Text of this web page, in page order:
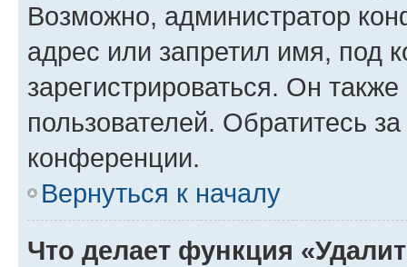
Возможно, администратор
адрес или запретил имя, под
зарегистрироваться. Он
пользователей. Обратитесь
конференции.
Вернуться к началу
Что делает функция